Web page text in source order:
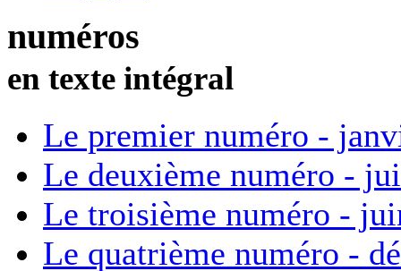
numéros
en texte intégral
Le premier numéro -
Le deuxième numéro -
Le troisième numéro -
Le quatrième numéro -